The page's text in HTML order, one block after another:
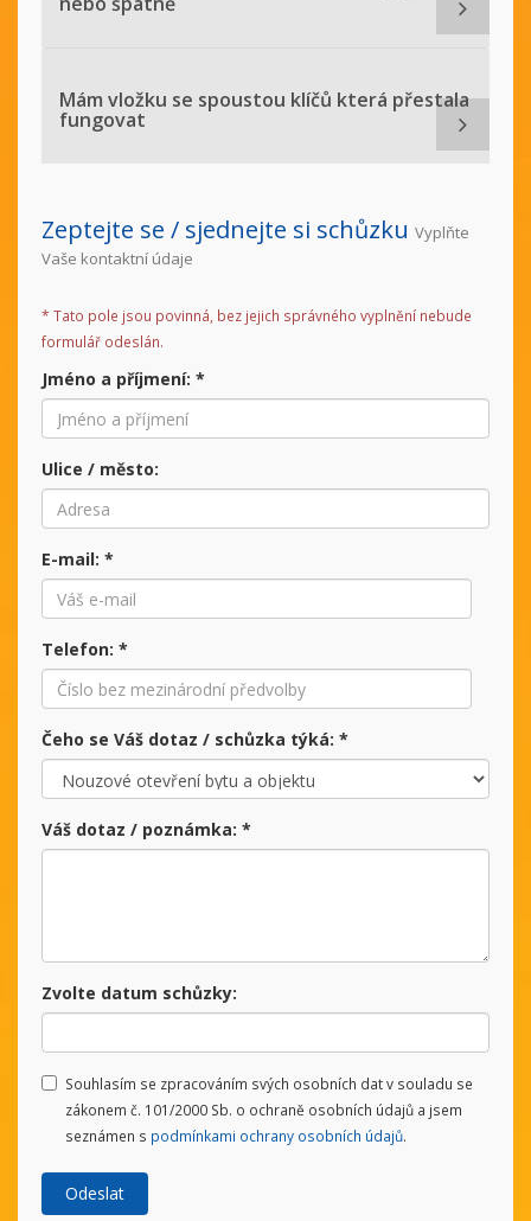
Mám vložku se spoustou klíčů která přestala
fungovat
Zeptejte se / sjednejte si schůzku Vyplňte
Vaše kontaktní údaje
* Tato pole jsou povinná, bez jejich správného vyplnění nebude
formulář odeslán.
Jméno a příjmení: *
Ulice / město:
E-mail: *
Telefon: *
Čeho se Váš dotaz / schůzka týká: *
Váš dotaz / poznámka: *
Zvolte datum schůzky:
Souhlasím se zpracováním svých osobních dat v souladu se
zákonem č. 101/2000 Sb. o ochraně osobních údajů a jsem
seznámen s podmínkami ochrany osobních údajů.
Odeslat